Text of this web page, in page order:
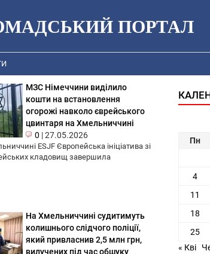
ПОРТАЛ
МЗС Німеччини виділило
кошти на встановлення
огорожі навколо єврейського
цвинтаря на Хмельниччині
0 |27.05.2026
ESJF Європейська ініціатива зі
кладовищ завершила
На Хмельниччині судитимуть
колишнього слідчого поліції,
який привласнив 2,5 млн грн,
вилучених під час обшуку
Пн
4
11
18
25
« Кві